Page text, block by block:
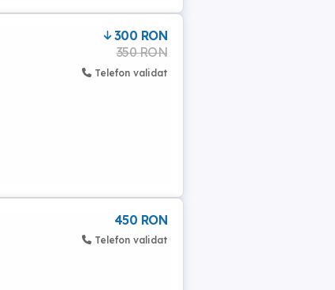
300 RON
350 RON
Telefon validat
450 RON
Telefon validat